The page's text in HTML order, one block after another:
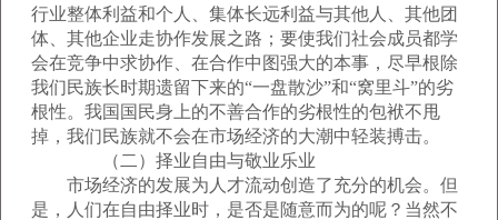
行业整体利益和个人、集体长远利益与其他人、其他团
体、其他企业走协作发展之路；要使我们社会成员都学
会在竞争中求协作、在合作中图强大的本事，尽早根除
我们民族长时期遗留下来的“一盘散沙”和“窝里斗”的劣
根性。我国国民身上的不善合作的劣根性的包袱不甩
掉，我们民族就不会在市场经济的大潮中轻装搏击。
（二）择业自由与敬业乐业
市场经济的发展为人才流动创造了充分的机会。但
是，人们在自由择业时，是否是随意而为的呢？当然不